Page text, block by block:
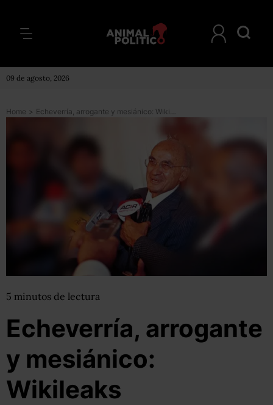
09 de agosto, 2026
Home > Echeverría, arrogante y mesiánico: Wikileaks
5 minutos de lectura
Echeverría, arrogante
y mesiánico:
Wikileaks